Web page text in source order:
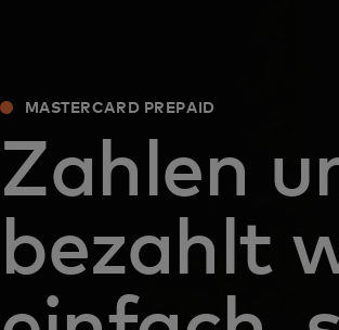
MASTERCARD PREPAID
Zahlen
bezahlt